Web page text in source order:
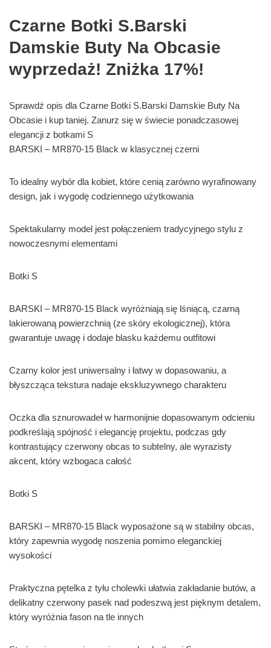
Czarne Botki S.Barski
Damskie Buty Na Obcasie
wyprzedaż! Zniżka 17%!
Sprawdź opis dla Czarne Botki S.Barski Damskie Buty Na
Obcasie i kup taniej. Zanurz się w świecie ponadczasowej
elegancji z botkami S
BARSKI – MR870-15 Black w klasycznej czerni
To idealny wybór dla kobiet, które cenią zarówno wyrafinowany
design, jak i wygodę codziennego użytkowania
Spektakularny model jest połączeniem tradycyjnego stylu z
nowoczesnymi elementami
Botki S
BARSKI – MR870-15 Black wyróżniają się lśniącą, czarną
lakierowaną powierzchnią (ze skóry ekologicznej), która
gwarantuje uwagę i dodaje blasku każdemu outfitowi
Czarny kolor jest uniwersalny i łatwy w dopasowaniu, a
błyszcząca tekstura nadaje ekskluzywnego charakteru
Oczka dla sznurowadeł w harmonijnie dopasowanym odcieniu
podkreślają spójność i elegancję projektu, podczas gdy
kontrastujący czerwony obcas to subtelny, ale wyrazisty
akcent, który wzbogaca całość
Botki S
BARSKI – MR870-15 Black wyposażone są w stabilny obcas,
który zapewnia wygodę noszenia pomimo eleganckiej
wysokości
Praktyczna pętelka z tyłu cholewki ułatwia zakładanie butów, a
delikatny czerwony pasek nad podeszwą jest pięknym detalem,
który wyróżnia fason na tle innych